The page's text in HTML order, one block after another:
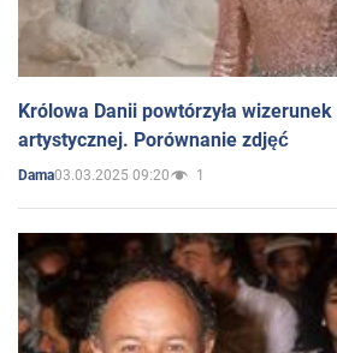
Królowa Danii powtórzyła
artystycznej. Porównanie zdjęć
Dama03.03.2025 09:20 1